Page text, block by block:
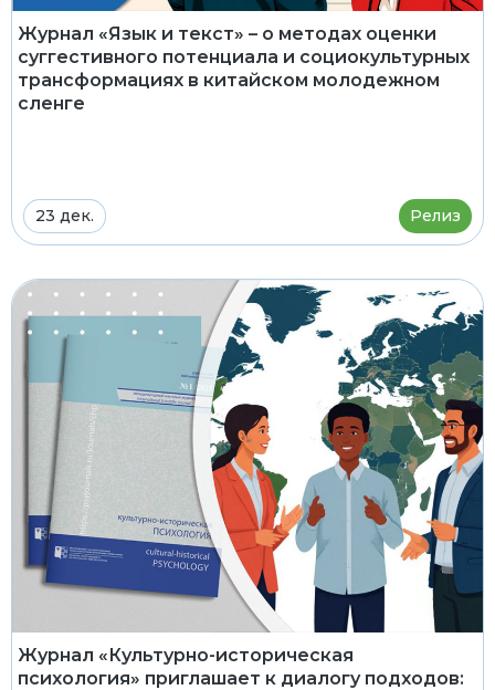
Журнал «Язык и текст» – о методах оценки
суггестивного потенциала и социокультурных
трансформациях в китайском молодежном
сленге
23 дек. Релиз
Журнал «Культурно-историческая
психология» приглашает к диалогу подходов: